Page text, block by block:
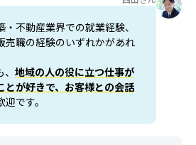
不動産業界での就業経験、
売職の経験のいずれかがあれ
地域の人の役に立つ仕事が
とが好きで、お客様との会話
です。